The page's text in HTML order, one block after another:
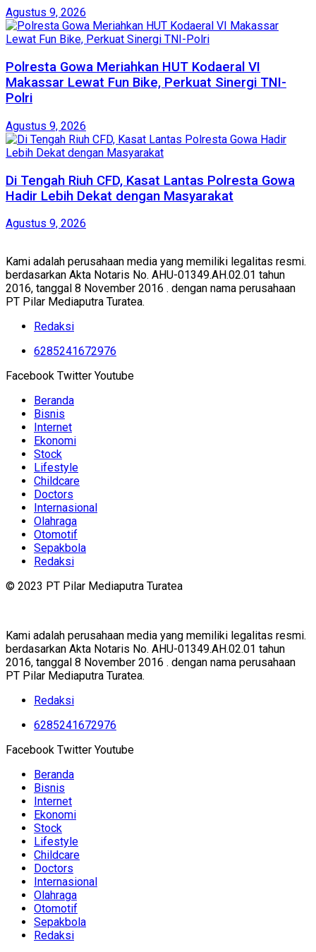
Agustus 9, 2026
Polresta Gowa Meriahkan HUT Kodaeral VI
Makassar Lewat Fun Bike, Perkuat Sinergi TNI-
Polri
Agustus 9, 2026
Di Tengah Riuh CFD, Kasat Lantas Polresta Gowa
Hadir Lebih Dekat dengan Masyarakat
Agustus 9, 2026
Kami adalah perusahaan media yang memiliki legalitas resmi.
berdasarkan Akta Notaris No. AHU-01349.AH.02.01 tahun
2016, tanggal 8 November 2016 . dengan nama perusahaan
PT Pilar Mediaputra Turatea.
Redaksi
6285241672976
Facebook Twitter Youtube
Beranda
Bisnis
Internet
Ekonomi
Stock
Lifestyle
Childcare
Doctors
Internasional
Olahraga
Otomotif
Sepakbola
Redaksi
© 2023 PT Pilar Mediaputra Turatea
Kami adalah perusahaan media yang memiliki legalitas resmi.
berdasarkan Akta Notaris No. AHU-01349.AH.02.01 tahun
2016, tanggal 8 November 2016 . dengan nama perusahaan
PT Pilar Mediaputra Turatea.
Redaksi
6285241672976
Facebook Twitter Youtube
Beranda
Bisnis
Internet
Ekonomi
Stock
Lifestyle
Childcare
Doctors
Internasional
Olahraga
Otomotif
Sepakbola
Redaksi